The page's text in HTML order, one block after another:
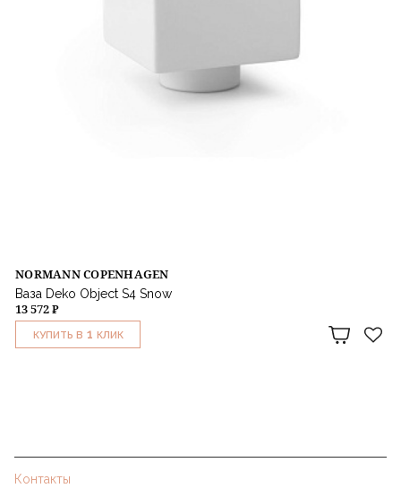
NORMANN COPENHAGEN
Ваза Deko Object S4 Snow
13 572 ₽
КУПИТЬ В 1 КЛИК
Контакты